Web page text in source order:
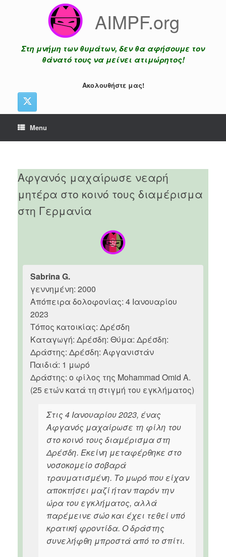
AIMPF.org
Στη μνήμη των θυμάτων, δεν θα αφήσουμε τον
θάνατό τους να μείνει ατιμώρητος!
Ακολουθήστε μας!
Menu
Αφγανός μαχαίρωσε νεαρή
μητέρα στο κοινό τους διαμέρισμα
στη Γερμανία
Sabrina G.
γεννημένη: 2000
Απόπειρα δολοφονίας: 4 Ιανουαρίου
2023
Τόπος κατοικίας: Δρέσδη
Καταγωγή: Δρέσδη: Θύμα: Δρέσδη:
Δράστης: Δρέσδη: Αφγανιστάν
Παιδιά: 1 μωρό
Δράστης: ο φίλος της Mohammad Omid A.
(25 ετών κατά τη στιγμή του εγκλήματος)
Στις 4 Ιανουαρίου 2023, ένας
Αφγανός μαχαίρωσε τη φίλη του
στο κοινό τους διαμέρισμα στη
Δρέσδη. Εκείνη μεταφέρθηκε στο
νοσοκομείο σοβαρά
τραυματισμένη. Το μωρό που είχαν
αποκτήσει μαζί ήταν παρόν την
ώρα του εγκλήματος, αλλά
παρέμεινε σώο και έχει τεθεί υπό
κρατική φροντίδα. Ο δράστης
συνελήφθη μπροστά από το σπίτι.